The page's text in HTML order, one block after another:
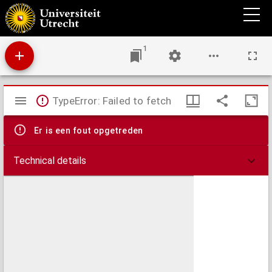
George Tyrrell (1861-1909)
1
Mirador
viewer
TypeError: Failed to fetch
Er is een fout opgetreden
Technical details